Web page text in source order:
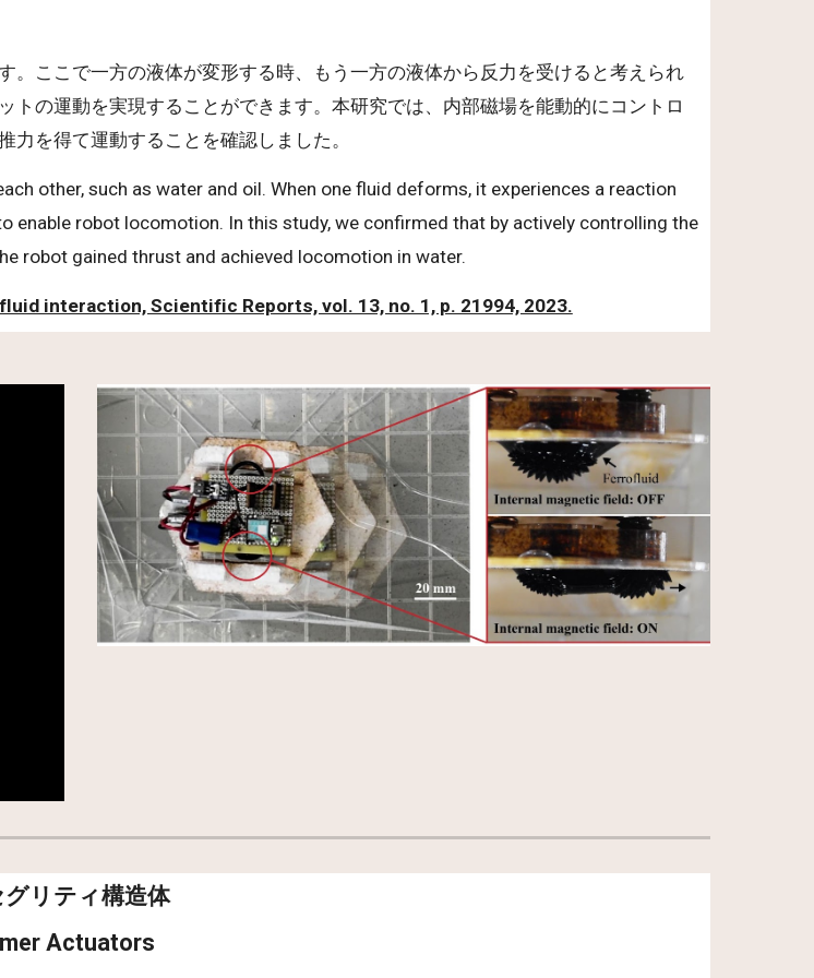
ここで一方の液体が変形する時、もう一方の液体から反力を受けると考えられ
の運動を実現することができます。本研究では、内部磁場を能動的にコントロ
を得て運動することを確認しました。
other, such as water and oil. When one fluid deforms, it experiences a reaction
enable robot locomotion. In this study, we confirmed that by actively controlling the
robot gained thrust and achieved locomotion in water.
interaction, Scientific Reports, vol. 13, no. 1, p. 21994, 2023.
リティ構造体
Actuators